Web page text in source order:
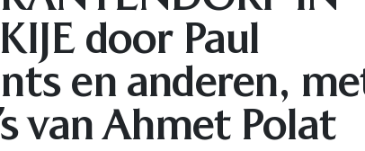
door Paul
en anderen,
van Ahmet Polat